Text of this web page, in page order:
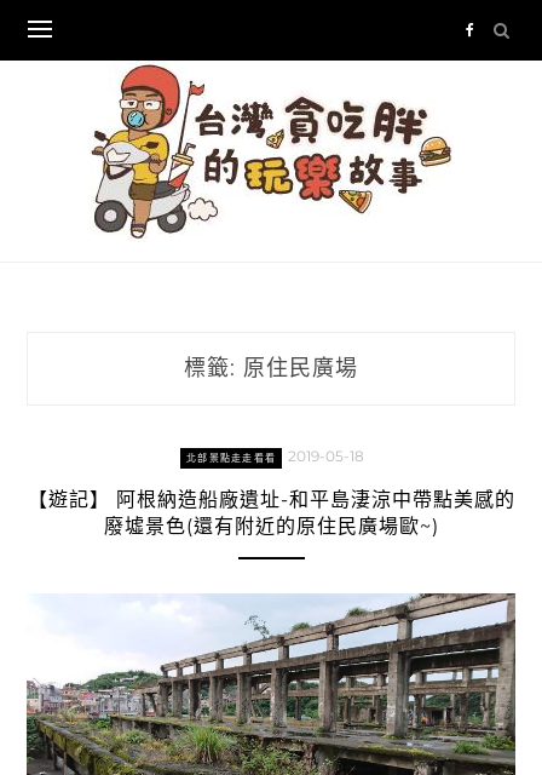
content
標籤: 原住民廣場
北部景點走走看看 2019-05-18
【遊記】 阿根納造船廠遺址-和平島淒涼中帶點美感的
廢墟景色(還有附近的原住民廣場歐~)